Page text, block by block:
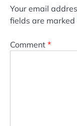
Your email
fields are marked
Comment *